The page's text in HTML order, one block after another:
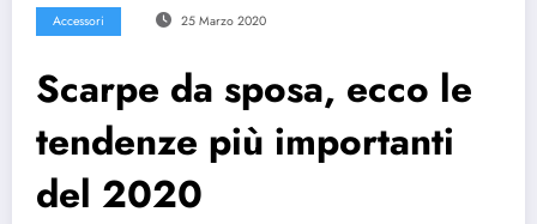
Accessori 25 Marzo 2020
Scarpe da sposa, ecco le
tendenze più importanti
del 2020